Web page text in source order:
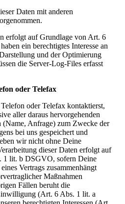
Daten mit anderen
erfolgt auf Grundlage von Art. 6
ein berechtigtes Interesse an
und der Optimierung
die Server-Log-Files erfasst
oder Telefax
oder Telefax kontaktierst,
aller daraus hervorgehenden
(Name, Anfrage) zum Zwecke der
bei uns gespeichert und
wir nicht ohne Deine
dieser Daten erfolgt auf
1 lit. b DSGVO, sofern Deine
Vertrags zusammenhängt
Maßnahmen
Fällen beruht die
(Art. 6 Abs. 1 lit. a